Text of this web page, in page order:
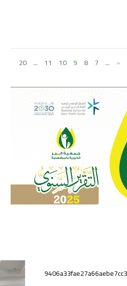
«
...
7
8
9
10
11
...
20